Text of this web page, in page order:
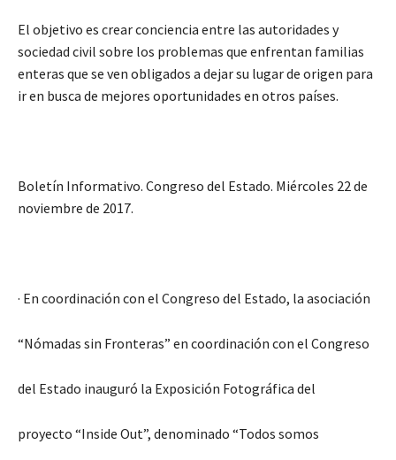
El objetivo es crear conciencia entre las autoridades y
sociedad civil sobre los problemas que enfrentan familias
enteras que se ven obligados a dejar su lugar de origen para
ir en busca de mejores oportunidades en otros países.
Boletín Informativo. Congreso del Estado. Miércoles 22 de
noviembre de 2017.
· En coordinación con el Congreso del Estado, la asociación
“Nómadas sin Fronteras” en coordinación con el Congreso
del Estado inauguró la Exposición Fotográfica del
proyecto “Inside Out”, denominado “Todos somos